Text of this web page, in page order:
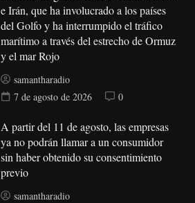
e Irán, que ha involucrado a los países
del Golfo y ha interrumpido el tráfico
marítimo a través del estrecho de Ormuz
y el mar Rojo
samantharadio
7 de agosto de 2026
0
A partir del 11 de agosto, las empresas
ya no podrán llamar a un consumidor
sin haber obtenido su consentimiento
previo
samantharadio